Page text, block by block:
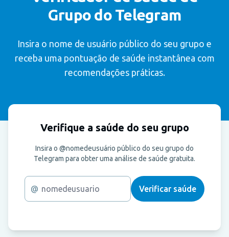
Grupo do Telegram
Insira o nome de usuário público do seu grupo e
receba uma pontuação de saúde instantânea com
recomendações práticas.
Verifique a saúde do seu grupo
Insira o @nomedeusuário público do seu grupo do
Telegram para obter uma análise de saúde gratuita.
@ Verificar saúde